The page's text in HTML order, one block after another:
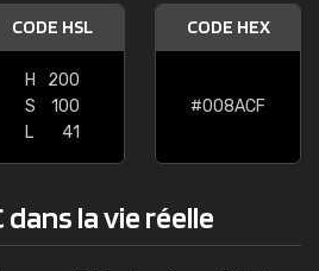
CODE HSL
H
200
S
100
L
41
CODE HEX
#008ACF
dans la vie réelle